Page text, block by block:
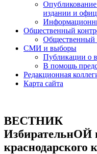
издании и
Общественный
Общественный
СМИ и выборы
Публикации о
В помощь
Редакционная
Карта сайта
ВЕСТНИК
ИзбирательнОЙ
краснодарского